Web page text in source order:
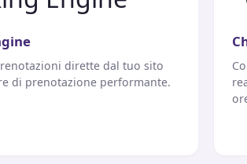
dirette dal tuo sito
di prenotazione performante.